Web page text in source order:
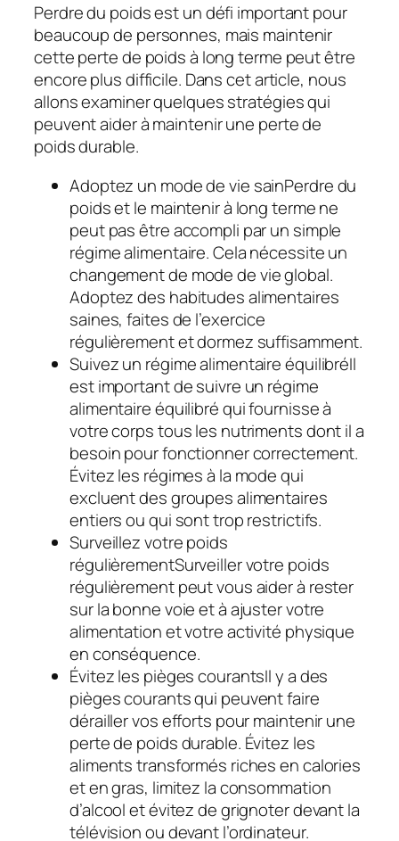
Perdre du poids est un défi important pour
beaucoup de personnes, mais maintenir
cette perte de poids à long terme peut être
encore plus difficile. Dans cet article, nous
allons examiner quelques stratégies qui
peuvent aider à maintenir une perte de
poids durable.
Adoptez un mode de vie sainPerdre du
poids et le maintenir à long terme ne
peut pas être accompli par un simple
régime alimentaire. Cela nécessite un
changement de mode de vie global.
Adoptez des habitudes alimentaires
saines, faites de l’exercice
régulièrement et dormez suffisamment.
Suivez un régime alimentaire équilibréIl
est important de suivre un régime
alimentaire équilibré qui fournisse à
votre corps tous les nutriments dont il a
besoin pour fonctionner correctement.
Évitez les régimes à la mode qui
excluent des groupes alimentaires
entiers ou qui sont trop restrictifs.
Surveillez votre poids
régulièrementSurveiller votre poids
régulièrement peut vous aider à rester
sur la bonne voie et à ajuster votre
alimentation et votre activité physique
en conséquence.
Évitez les pièges courantsIl y a des
pièges courants qui peuvent faire
dérailler vos efforts pour maintenir une
perte de poids durable. Évitez les
aliments transformés riches en calories
et en gras, limitez la consommation
d’alcool et évitez de grignoter devant la
télévision ou devant l’ordinateur.